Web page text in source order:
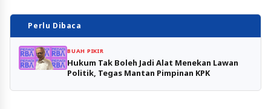
Perlu Dibaca
BUAH PIKIR
Hukum Tak Boleh Jadi Alat Menekan Lawan
Politik, Tegas Mantan Pimpinan KPK